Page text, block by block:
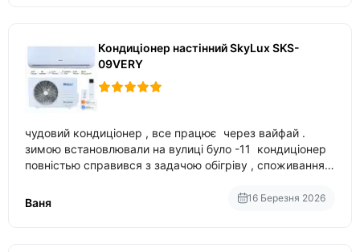
Кондиціонер настінний SkyLux SKS-
09VERY
чудовий кондиціонер , все працює через вайфай .
зимою встановлювали на вулиці було -11 кондиціонер
повністью справився з задачою обігріву , споживання
температури
Ваня 16 Березня 2026